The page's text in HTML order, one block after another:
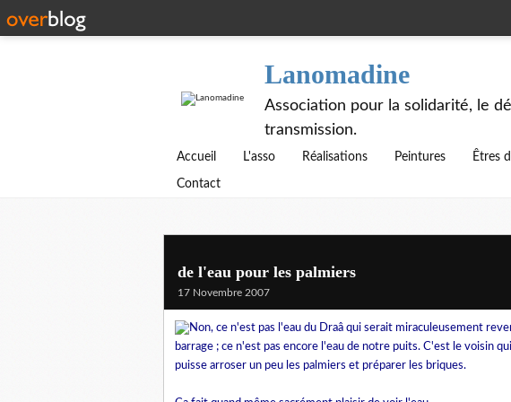
Lanomadine
Association pour la solidarité, le
transmission.
Accueil L'asso Réalisations Peintures Êtres
Contact
de l'eau pour les palmiers
17 Novembre 2007
Non, ce n'est pas l'eau du Draâ qui serait miraculeusement
barrage ; ce n'est pas encore l'eau de notre puits. C'est le voisin
puisse arroser un peu les palmiers et préparer les briques.